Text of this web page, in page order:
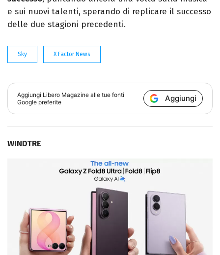
e sui nuovi talenti, sperando di replicare il successo
delle due stagioni precedenti.
Sky X Factor News
Aggiungi Libero Magazine alle tue fonti
Google preferite
Aggiungi
WINDTRE